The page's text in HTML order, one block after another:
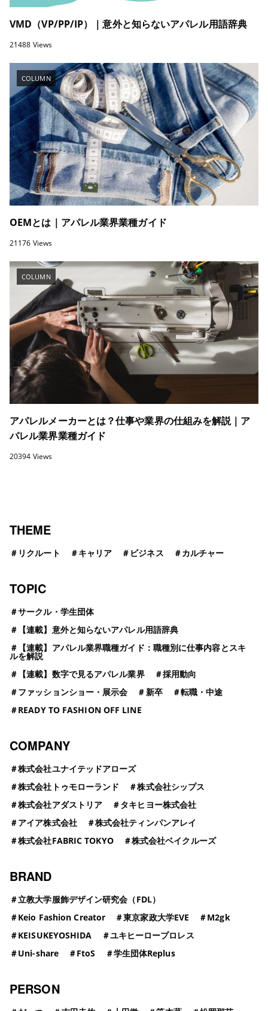
VMD（VP/PP/IP）｜意外と知らないアパレル用語辞典
21488 Views
COLUMN
OEMとは｜アパレル業界業種ガイド
21176 Views
COLUMN
アパレルメーカーとは？仕事や業界の仕組みを解説｜ア
パレル業界業種ガイド
20394 Views
THEME
＃ リクルート ＃キャリア ＃ ビジネス ＃カルチャー
TOPIC
＃サークル・学生団体
＃ 【連載】意外と知らないアパレル用語辞典
＃ 【連載】アパレル業界職種ガイド：職種別に仕事内容とスキ
ルを解説
＃ 【連載】数字で見るアパレル業界 ＃採用動向
＃ファッションショー・展示会 ＃新卒 ＃転職・中途
＃READY TO FASHION OFF LINE
COMPANY
＃株式会社ユナイテッドアローズ
＃株式会社トゥモローランド ＃株式会社シップス
＃株式会社アダストリア ＃タキヒヨー株式会社
＃アイア株式会社 ＃株式会社ティンパンアレイ
＃株式会社FABRIC TOKYO ＃株式会社ベイクルーズ
BRAND
＃立教大学服飾デザイン研究会（FDL）
＃Keio Fashion Creator ＃東京家政大学EVE ＃M2gk
＃KEISUKEYOSHIDA ＃ユキヒーロープロレス
＃Uni-share ＃FtoS ＃学生団体Replus
PERSON